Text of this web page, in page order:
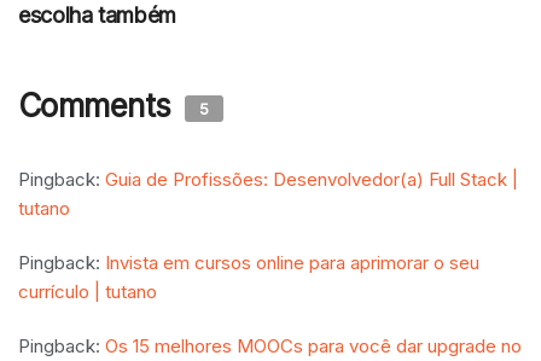
escolha também
Comments 5
Pingback: Guia de Profissões: Desenvolvedor(a) Full Stack |
tutano
Pingback: Invista em cursos online para aprimorar o seu
currículo | tutano
Pingback: Os 15 melhores MOOCs para você dar upgrade no